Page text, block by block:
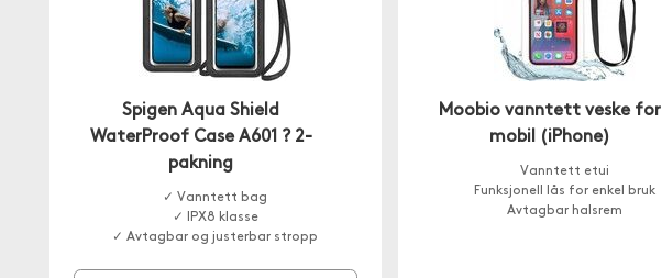
Spigen Aqua Shield
WaterProof Case A601 ? 2-
pakning
✓ Vanntett bag
✓ IPX8 klasse
✓ Avtagbar og justerbar stropp
Moobio vanntett veske for
mobil (iPhone)
Vanntett etui
Funksjonell lås for enkel bruk
Avtagbar halsrem